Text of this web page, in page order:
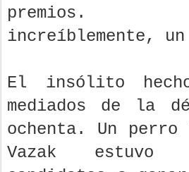
premios.
increíblemente,
El insólito
mediados de la
ochenta. Un perro
Vazak